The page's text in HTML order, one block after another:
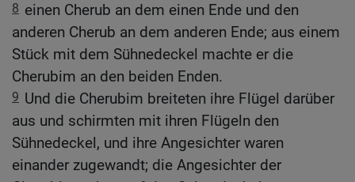
8 einen Cherub an dem einen Ende und den
anderen Cherub an dem anderen Ende; aus einem
Stück mit dem Sühnedeckel machte er die
Cherubim an den beiden Enden.
9 Und die Cherubim breiteten ihre Flügel darüber
aus und schirmten mit ihren Flügeln den
Sühnedeckel, und ihre Angesichter waren
einander zugewandt; die Angesichter der